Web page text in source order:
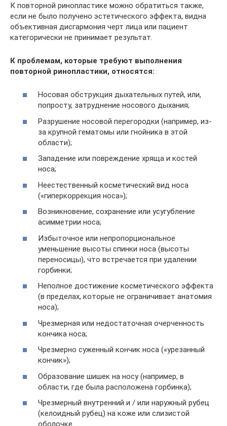
К повторной ринопластике можно обратиться также,
если не было получено эстетического эффекта, видна
объективная дисгармония черт лица или пациент
категорически не принимает результат.
К проблемам, которые требуют выполнения
повторной ринопластики, относятся:
Носовая обструкция дыхательных путей, или,
попросту, затруднение носового дыхания;
Разрушение носовой перегородки (например, из-
за крупной гематомы или гнойника в этой
области);
Западение или повреждение хряща и костей
носа;
Неестественный косметический вид носа
(«гиперкоррекция носа»);
Возникновение, сохранение или усугубление
асимметрии носа;
Избыточное или непропорциональное
уменьшение высоты спинки носа (высоты
переносицы), что встречается при удалении
горбинки;
Неполное достижение косметического эффекта
(в пределах, которые не ограничивает анатомия
носа);
Чрезмерная или недостаточная очерченность
кончика носа;
Чрезмерно суженный кончик носа («урезанный
кончик»);
Образование шишек на носу (например, в
области, где была расположена горбинка);
Чрезмерный внутренний и / или наружный рубец
(келоидный рубец) на коже или слизистой
оболочке.